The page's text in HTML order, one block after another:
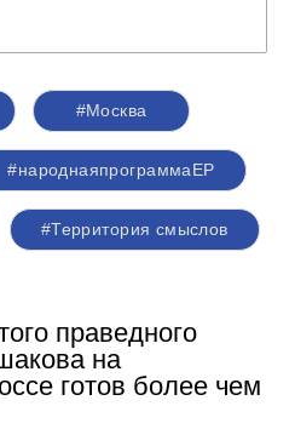
#Москва
#народнаяпрограммаЕР
#Территория смыслов
праведного
на
готов более чем